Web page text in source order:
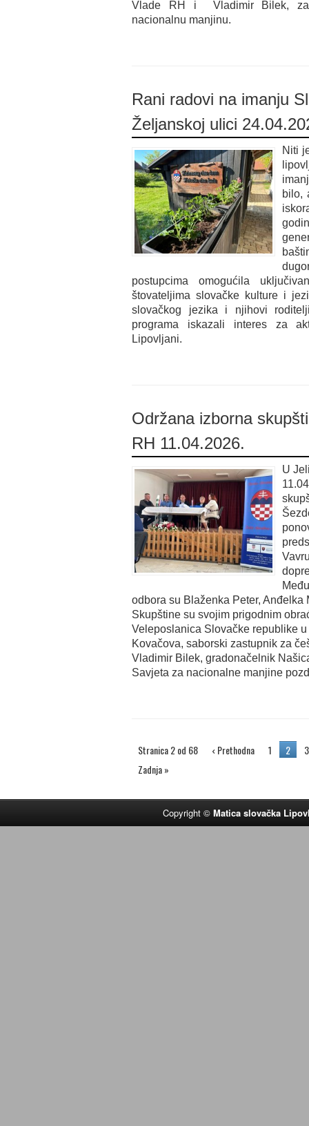
Vlade RH i Vladimir Bilek,
nacionalnu manjinu.
Rani radovi na imanju
Željanskoj ulici
Niti
bilo,
postupcima omogućila
štovateljima slovačke kulture i
slovačkog jezika i njihovi
programa iskazali interes za
Lipovljani.
Održana izborna
RH 11.04.2026.
U
odbora su Blaženka Peter,
Skupštine su svojim prigodnim
Veleposlanica Slovačke republike
Kovačova, saborski zastupnik za
Vladimir Bilek, gradonačelnik
Savjeta za nacionalne manjine
Stranica 2 od 68 ‹ Prethodna 1 2
3
Zadnja »
Copyright ©Matica slovačka